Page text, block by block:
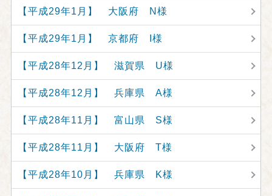
【平成29年1月】 大阪府 N様
【平成29年1月】 京都府 I様
【平成28年12月】 滋賀県 U様
【平成28年12月】 兵庫県 A様
【平成28年11月】 富山県 S様
【平成28年11月】 大阪府 T様
【平成28年10月】 兵庫県 K様